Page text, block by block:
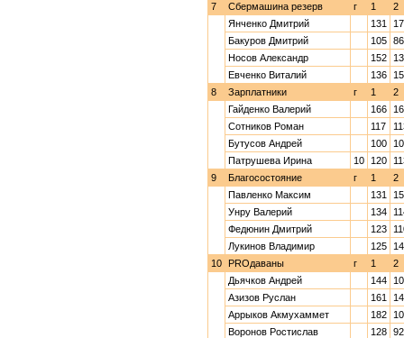
7
Сбермашина резерв г 1
2
Янченко Дмитрий
131
Бакуров Дмитрий
105 86
Носов Александр
152
Евченко Виталий
136
8
Зарплатники г 1
2
Гайденко Валерий
166
Сотников Роман
117
Бутусов Андрей
100
Патрушева Ирина
10 120
9
Благосостояние г 1
2
Павленко Максим
131
Унру Валерий
134
Федюнин Дмитрий
123
Лукинов Владимир
125
10 PROдаваны г 1
2
Дьячков Андрей
144
Азизов Руслан
161
Аррыков Акмухаммет
182
Воронов Ростислав
128 92